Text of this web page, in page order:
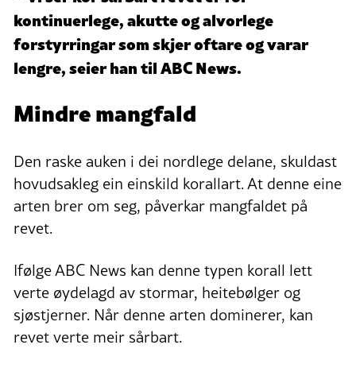
kontinuerlege, akutte og alvorlege
forstyrringar som skjer oftare og varar
lengre, seier han til ABC News.
Mindre mangfald
Den raske auken i dei nordlege delane, skuldast
hovudsakleg ein einskild korallart. At denne eine
arten brer om seg, påverkar mangfaldet på
revet.
Ifølge ABC News kan denne typen korall lett
verte øydelagd av stormar, heitebølger og
sjøstjerner. Når denne arten dominerer, kan
revet verte meir sårbart.